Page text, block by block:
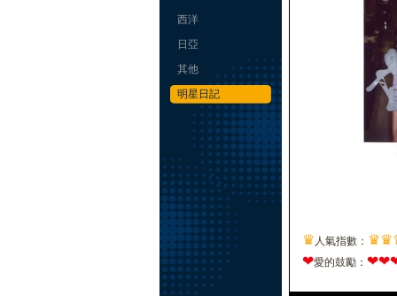
西洋
日亞
其他
明星日記
♛ 人氣指數： ♛♛
❤愛的鼓勵： ❤❤